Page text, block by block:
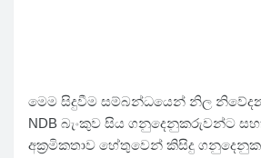
මෙම සිදුවීම සම්බන්ධයෙන් නිල
NDB බැංකුව සිය ගනුදෙනුකරුවන්ට
අක්‍රමිකතාව හේතුවෙන් කිසිදු